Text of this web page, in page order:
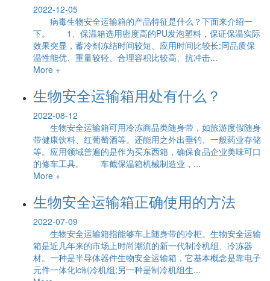
2022-12-05
病毒生物安全运输箱的产品特征是什么？下面来介绍一
下。 1、保温箱选用密度高的PU发泡塑料，保证保温实际
效果突显，蓄冷剂冻结时间较短、应用时间比较长;同品质保
温性能优、重量较轻、合理容积比较高、抗冲击...
More +
生物安全运输箱用处有什么？
2022-08-12
生物安全运输箱可用冷冻商品类随身带，如旅游度假随身
带健康饮料、红葡萄酒等。还能用之外出垂钓、一般药业存储
等。应用领域普遍的是作为买东西箱，确保食品企业美味可口
的修车工具。 车截保温箱机械制造业，...
More +
生物安全运输箱正确使用的方法
2022-07-09
生物安全运输箱指能够车上随身带的冷柜。生物安全运输
箱是近几年来的市场上时尚潮流的新一代制冷机组、冷冻器
材。一种是半导体器件生物安全运输箱，它基本概念是靠电子
元件一体化ic制冷机组;另一种是制冷机组生...